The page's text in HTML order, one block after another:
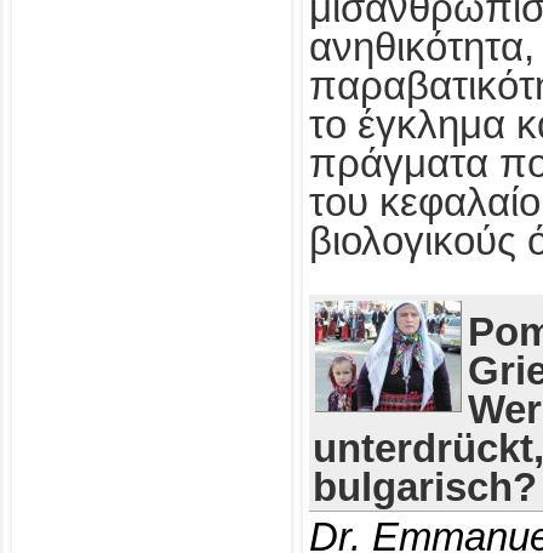
ανηθικότητα,
το έγκλημα
πράγματα
του
βιολογικούς
bulgarisch?
Dr.